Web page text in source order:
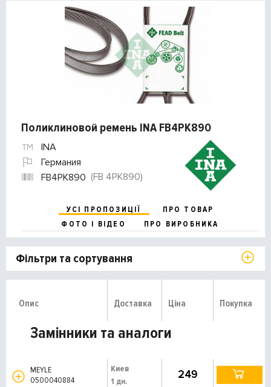
Поликлиновой ремень INA FB4PK890
INA
Германия
FB4PK890 (FB 4PK890)
УСІ ПРОПОЗИЦІЇ
ПРО ТОВАР
ФОТО І ВІДЕО
ПРО ВИРОБНИКА
Фільтри та сортування
Опис Доставка Ціна Покупка
Замінники та аналоги
MEYLE
0500040884
Киев
1 дн.
249